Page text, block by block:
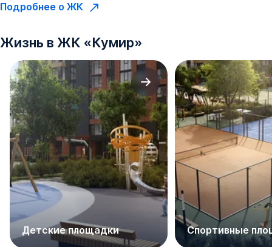
Подробнее о ЖК
Жизнь в ЖК «Кумир»
Детские площадки Спортивные